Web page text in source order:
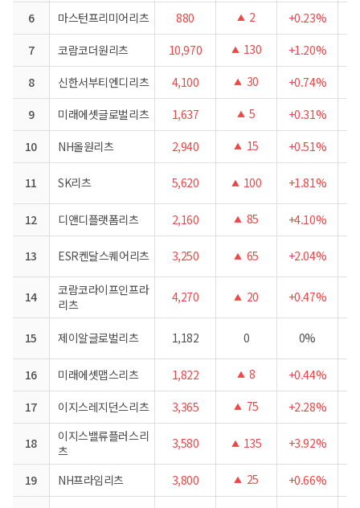
6
마스턴프리미어리츠 880 ▲ 2 +0.23%
7
코람코더원리츠 10,970 ▲ 130 +1.20%
8
신한서부티엔디리츠 4,100 ▲ 30 +0.74%
9
미래에셋글로벌리츠 1,637 ▲ 5 +0.31%
10
NH올원리츠 2,940 ▲ 15 +0.51%
11 SK리츠 5,620 ▲ 100 +1.81%
12 디앤디플랫폼리츠 2,160 ▲ 85 +4.10%
13 ESR켄달스퀘어리츠 3,250 ▲ 65 +2.04%
14
코람코라이프인프라
리츠
4,270 ▲ 20 +0.47%
15 제이알글로벌리츠 1,182 0 0%
16 미래에셋맵스리츠 1,822 ▲ 8 +0.44%
17
이지스레지던스리츠 3,365 ▲ 75 +2.28%
18
이지스밸류플러스리
츠
3,580 ▲ 135 +3.92%
19 NH프라임리츠 3,800 ▲ 25 +0.66%